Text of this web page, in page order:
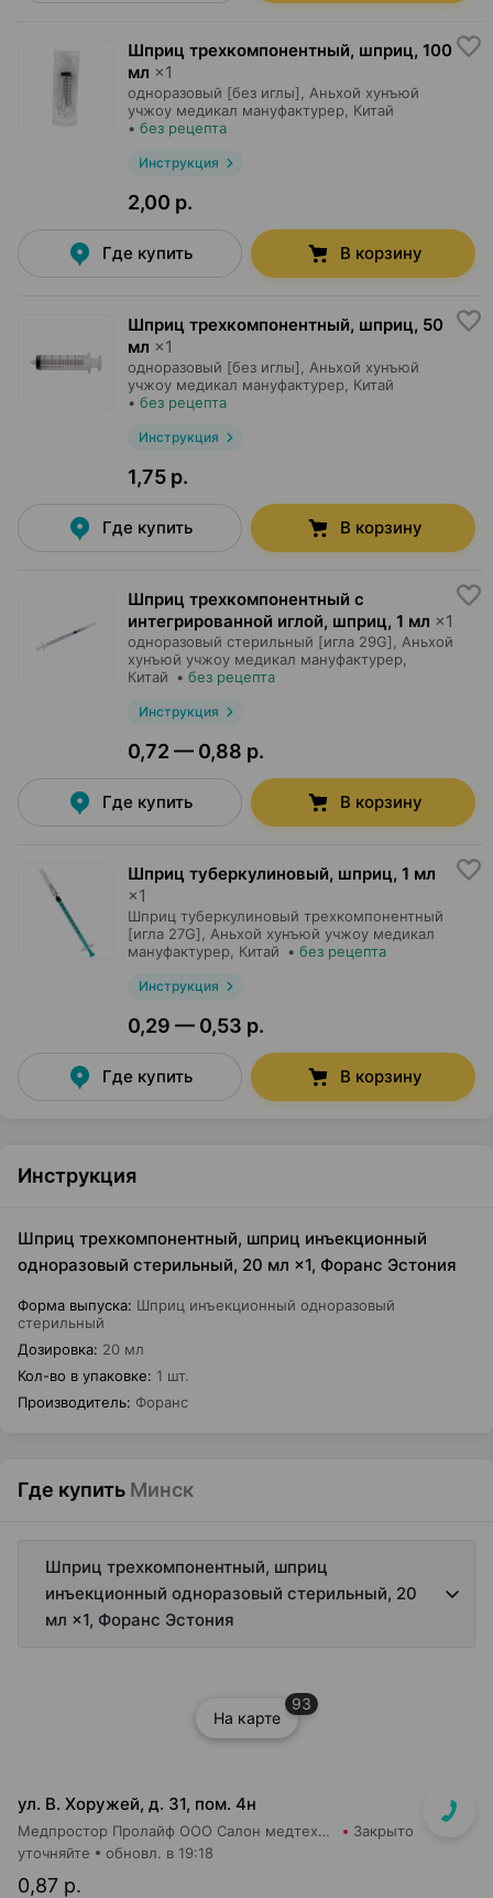
Шприц трехкомпонентный, шприц, 100
мл ×1
одноразовый [без иглы],
Аньхой хунъюй
учжоу медикал мануфактурер , Китай
• без рецепта
Инструкция
2,00 р.
Где купить В корзину
Шприц трехкомпонентный, шприц, 50
мл ×1
одноразовый [без иглы],
Аньхой хунъюй
учжоу медикал мануфактурер , Китай
• без рецепта
Инструкция
1,75 р.
Где купить В корзину
Шприц трехкомпонентный с
интегрированной иглой, шприц, 1 мл ×1
одноразовый стерильный [игла 29G],
Аньхой
хунъюй учжоу медикал мануфактурер
Китай • без рецепта
Инструкция
0,72 — 0,88 р.
Где купить В корзину
Шприц туберкулиновый, шприц, 1 мл
×1
Шприц туберкулиновый трехкомпонентный
[игла 27G],
Аньхой хунъюй учжоу медикал
мануфактурер , Китай • без рецепта
Инструкция
0,29 — 0,53 р.
Где купить В корзину
Инструкция
Шприц трехкомпонентный, шприц инъекционный
одноразовый стерильный, 20 мл ×1, Форанс Эстония
Форма выпуска: Шприц инъекционный одноразовый
стерильный
Дозировка: 20 мл
Кол-во в упаковке: 1 шт.
Производитель: Форанс
Где купить Минск
Шприц трехкомпонентный, шприц
инъекционный одноразовый стерильный, 20
мл ×1, Форанс Эстония
На карте
93
ул. В. Хоружей, д. 31, пом. 4н
Медпростор Пролайф ООО Салон медтехники и ортопедии №51 Закрыто
0,87 р.
уточняйте обновл. в 19:18